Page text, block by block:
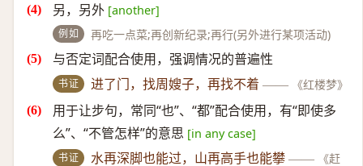
另，另外 [another]
例如 再吃一点菜;再创新纪录;再行(另外进行某项活动)
与否定词配合使用，强调情况的普遍性
书证 进了门，找周嫂子，再找不着 —— 《红楼梦》
用于让步句，常同“也”、“都”配合使用，有“即使多
么”、“不管怎样”的意思 [in any case]
书证 水再深脚也能过，山再高手也能攀 ——
《赶